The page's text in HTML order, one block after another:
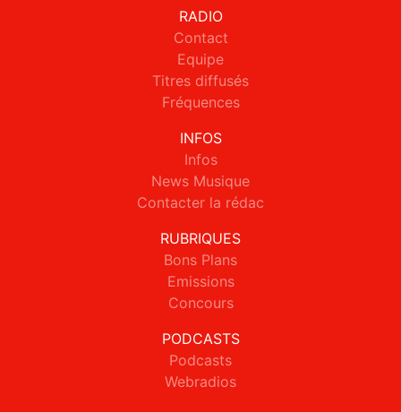
RADIO
Contact
Equipe
Titres diffusés
Fréquences
INFOS
Infos
News Musique
Contacter la rédac
RUBRIQUES
Bons Plans
Emissions
Concours
PODCASTS
Podcasts
Webradios